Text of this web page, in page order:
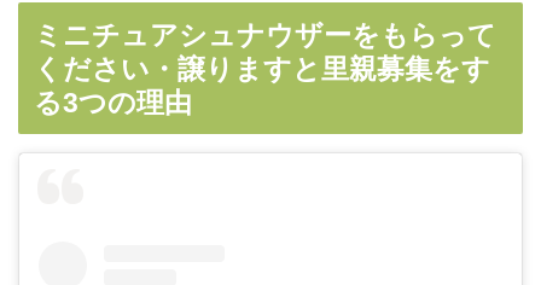
ミニチュアシュナウザーをもらって
ください・譲りますと里親募集をす
る3つの理由